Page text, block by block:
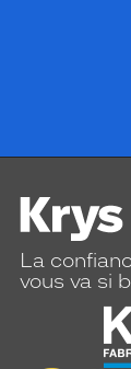
La
vous va si